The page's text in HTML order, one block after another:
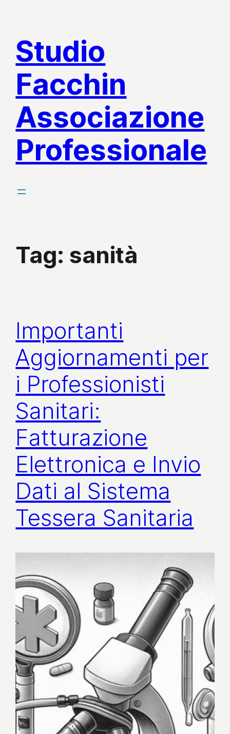
contenuto
Studio
Facchin
Associazione
Professionale
Tag: sanità
Importanti
Aggiornamenti per
i Professionisti
Sanitari:
Fatturazione
Elettronica e Invio
Dati al Sistema
Tessera Sanitaria